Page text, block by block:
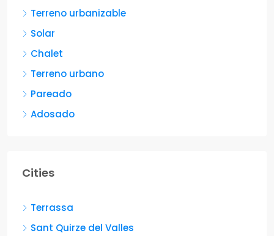
Terreno urbanizable
Solar
Chalet
Terreno urbano
Pareado
Adosado
Cities
Terrassa
Sant Quirze del Valles